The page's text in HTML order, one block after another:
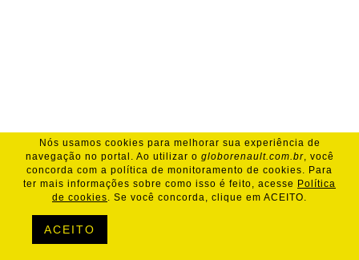
Nós usamos cookies para melhorar sua experiência de
navegação no portal. Ao utilizar o globorenault.com.br, você
concorda com a política de monitoramento de cookies. Para
ter mais informações sobre como isso é feito, acesse Política
de cookies. Se você concorda, clique em ACEITO.
ACEITO